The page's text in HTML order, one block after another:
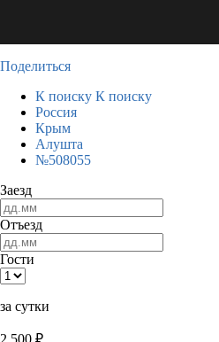
Поделиться
К поиску К поиску
Россия
Крым
Алушта
№508055
Заезд
Отъезд
Гости
за сутки
2 500 ₽